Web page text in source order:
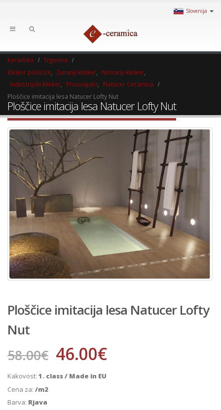
Slovenija
Keramika
Trgovina
Klinker ploščice
Zunanji klinker Notranji klinker
Industrijski klinker
Proizvajalci
Natucer Ceramica
Ploščice imitacija lesa Natucer Lofty Nut
Ploščice imitacija lesa Natucer Lofty Nut
Ploščice imitacija lesa Natucer Lofty
Nut
58.00€ 46.00€
Kakovost: 1. class / Made in EU
Cena za: /m2
Barva: Rjava